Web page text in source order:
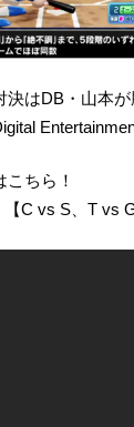
決はDB・山本
ちら！
C vs S、T vs